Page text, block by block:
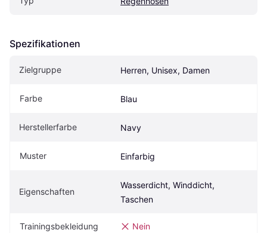
Spezifikationen
Zielgruppe Herren, Unisex, Damen
Farbe Blau
Herstellerfarbe Navy
Muster Einfarbig
Eigenschaften
Wasserdicht, Winddicht,
Taschen
Trainingsbekleidung Nein